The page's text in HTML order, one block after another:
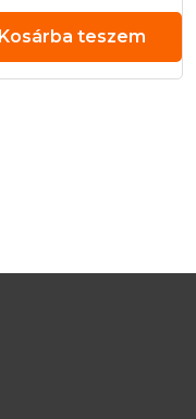
Kosárba teszem